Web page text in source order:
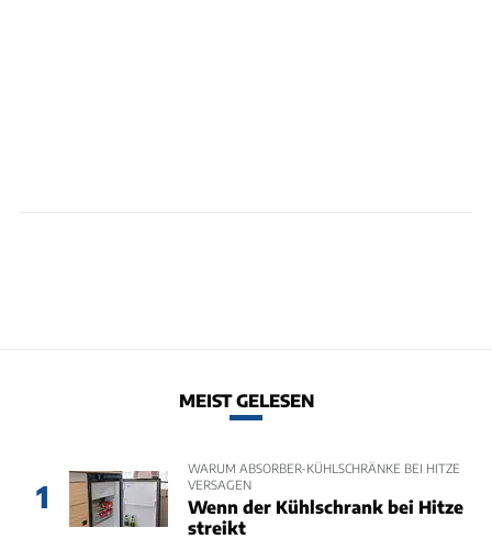
MEIST GELESEN
1
WARUM ABSORBER-KÜHLSCHRÄNKE BEI HITZE
VERSAGEN
Wenn der Kühlschrank bei Hitze
streikt